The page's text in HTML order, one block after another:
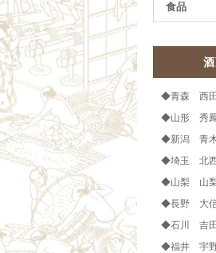
食品
◆青森 西
◆山形 秀
◆新潟 青
◆埼玉 北
◆山梨 山
◆長野 大信
◆石川 吉
◆福井 宇